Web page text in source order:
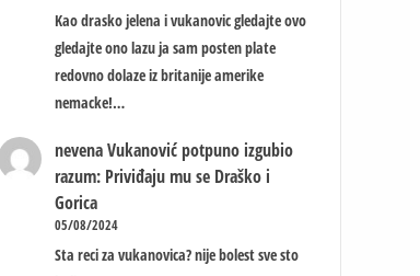
Kao drasko jelena i vukanovic gledajte ovo
gledajte ono lazu ja sam posten plate
redovno dolaze iz britanije amerike
nemacke!…
nevena Vukanović potpuno izgubio
razum: Priviđaju mu se Draško i
Gorica
05/08/2024
Sta reci za vukanovica? nije bolest sve sto